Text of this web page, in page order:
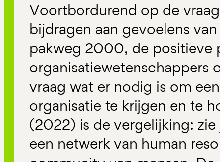
Voortbordurend op de
bijdragen aan gevoelens
pakweg 2000, de positieve
organisatiewetenschappers
vraag wat er nodig is om
organisatie te krijgen en te
(2022) is de vergelijking: zie
een netwerk van human